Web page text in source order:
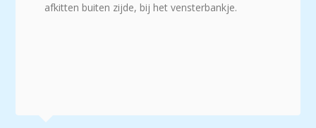
afkitten buiten zijde, bij het vensterbankje.